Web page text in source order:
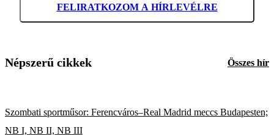
FELIRATKOZOM A HÍRLEVÉLRE
Népszerű cikkek Összes hír
Szombati sportműsor: Ferencváros–Real Madrid meccs Budapesten;
NB I, NB II, NB III